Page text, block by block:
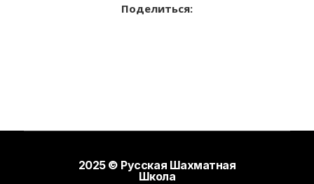
Поделиться:
2025 © Русская Шахматная
Школа